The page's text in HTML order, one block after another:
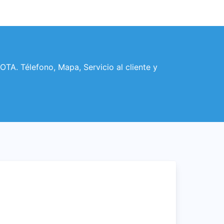
Télefono, Mapa, Servicio al cliente y